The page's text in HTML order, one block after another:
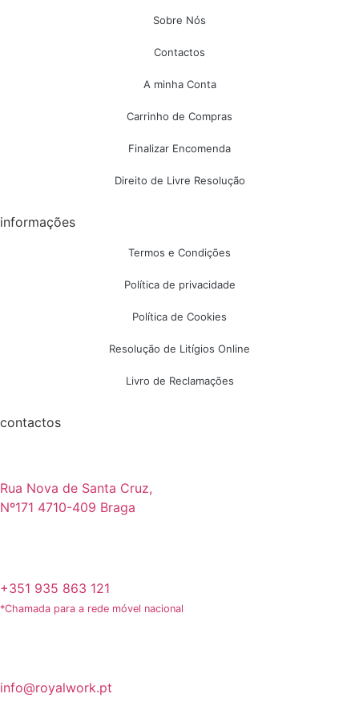
Sobre Nós
Contactos
A minha Conta
Carrinho de Compras
Finalizar Encomenda
Direito de Livre Resolução
informações
Termos e Condições
Política de privacidade
Política de Cookies
Resolução de Litígios Online
Livro de Reclamações
contactos
Rua Nova de Santa Cruz,
Nº171 4710-409 Braga
+351 935 863 121
*Chamada para a rede móvel nacional
info@royalwork.pt